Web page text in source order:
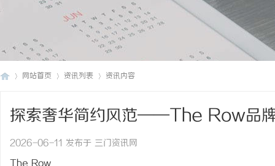
网站首页 资讯列表 资讯内容
探索奢华简约风范——The Row品
2026-06-11 发布于 三门资讯网
The Row